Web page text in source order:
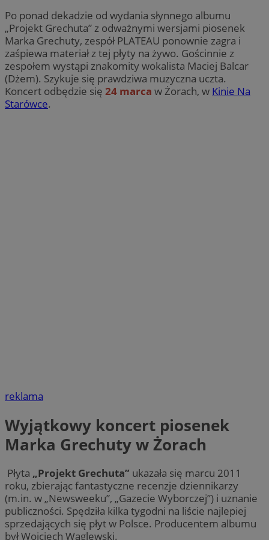
Po ponad dekadzie od wydania słynnego albumu
„Projekt Grechuta” z odważnymi wersjami piosenek
Marka Grechuty, zespół PLATEAU ponownie zagra i
zaśpiewa materiał z tej płyty na żywo. Gościnnie z
zespołem wystąpi znakomity wokalista Maciej Balcar
(Dżem). Szykuje się prawdziwa muzyczna uczta.
Koncert odbędzie się 24 marca w Żorach, w Kinie Na
Starówce.
reklama
Wyjątkowy koncert piosenek
Marka Grechuty w Żorach
Płyta „Projekt Grechuta” ukazała się marcu 2011
roku, zbierając fantastyczne recenzje dziennikarzy
(m.in. w „Newsweeku”, „Gazecie Wyborczej”) i uznanie
publiczności. Spędziła kilka tygodni na liście najlepiej
sprzedających się płyt w Polsce. Producentem albumu
był Wojciech Waglewski.